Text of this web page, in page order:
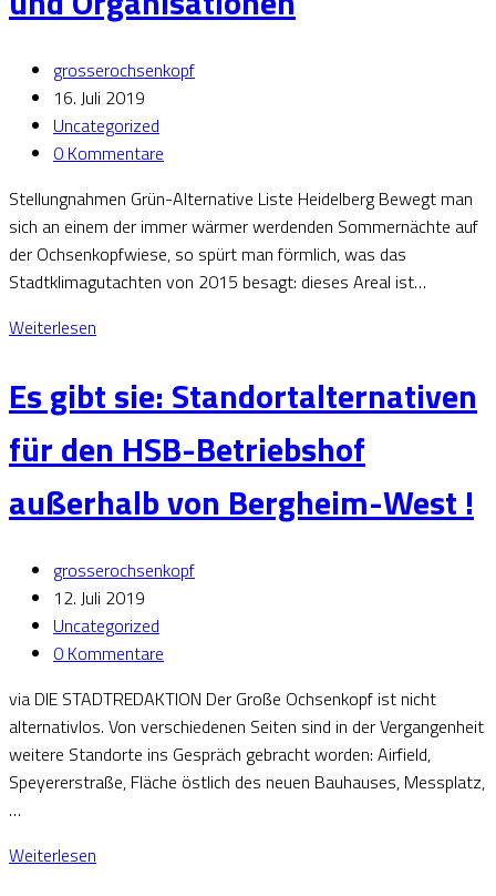
grosserochsenkopf
16. Juli 2019
Uncategorized
0 Kommentare
Stellungnahmen Grün-Alternative Liste Heidelberg Bewegt man
sich an einem der immer wärmer werdenden Sommernächte auf
der Ochsenkopfwiese, so spürt man förmlich, was das
Stadtklimagutachten von 2015 besagt: dieses Areal ist…
Weiterlesen
Es gibt sie: Standortalternativen
für den HSB-Betriebshof
außerhalb von Bergheim-West !
grosserochsenkopf
12. Juli 2019
Uncategorized
0 Kommentare
via DIE STADTREDAKTION Der Große Ochsenkopf ist nicht
alternativlos. Von verschiedenen Seiten sind in der Vergangenheit
weitere Standorte ins Gespräch gebracht worden: Airfield,
Speyererstraße, Fläche östlich des neuen Bauhauses, Messplatz,
…
Weiterlesen